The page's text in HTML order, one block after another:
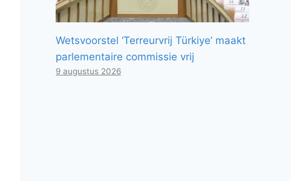
Wetsvoorstel ‘Terreurvrij Türkiye’ maakt
parlementaire commissie vrij
9 augustus 2026